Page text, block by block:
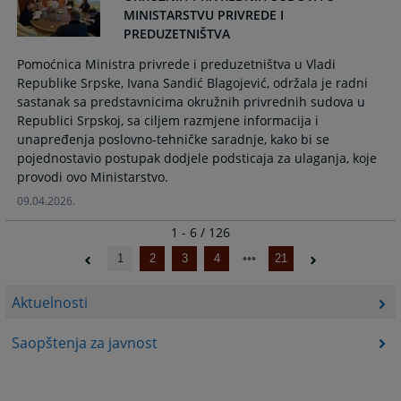
Aktuelnosti
Saopštenja za javnost
MINISTARSTVU PRIVREDE I
PREDUZETNIŠTVA
Pomoćnica Ministra privrede i preduzetništva u Vladi
Republike Srpske, Ivana Sandić Blagojević, održala je radni
sastanak sa predstavnicima okružnih privrednih sudova u
Republici Srpskoj, sa ciljem razmjene informacija i
unapređenja poslovno-tehničke saradnje, kako bi se
pojednostavio postupak dodjele podsticaja za ulaganja, koje
provodi ovo Ministarstvo.
09.04.2026.
1 - 6 / 126
1 2 3 4 21